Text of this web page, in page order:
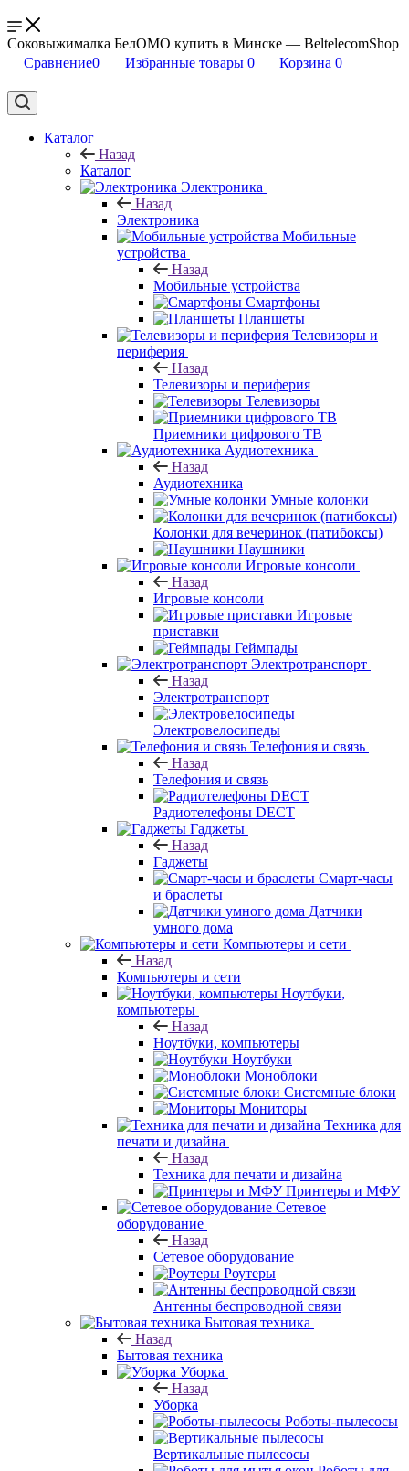
Соковыжималка БелОМО купить в Минске — BeltelecomShop
Сравнение0 Избранные товары 0 Корзина 0
Каталог
Назад
Каталог
Электроника
Назад
Электроника
Мобильные
устройства
Назад
Мобильные устройства
Смартфоны
Планшеты
Телевизоры и
периферия
Назад
Телевизоры и периферия
Телевизоры
Приемники цифрового ТВ
Аудиотехника
Назад
Аудиотехника
Умные колонки
Колонки для вечеринок (патибоксы)
Наушники
Игровые консоли
Назад
Игровые консоли
Игровые
приставки
Геймпады
Электротранспорт
Назад
Электротранспорт
Электровелосипеды
Телефония и связь
Назад
Телефония и связь
Радиотелефоны DECT
Гаджеты
Назад
Гаджеты
Смарт-часы
и браслеты
Датчики
умного дома
Компьютеры и сети
Назад
Компьютеры и сети
Ноутбуки,
компьютеры
Назад
Ноутбуки, компьютеры
Ноутбуки
Моноблоки
Системные блоки
Мониторы
Техника для
печати и дизайна
Назад
Техника для печати и дизайна
Принтеры и МФУ
Сетевое
оборудование
Назад
Сетевое оборудование
Роутеры
Антенны беспроводной связи
Бытовая техника
Назад
Бытовая техника
Уборка
Назад
Уборка
Роботы-пылесосы
Вертикальные пылесосы